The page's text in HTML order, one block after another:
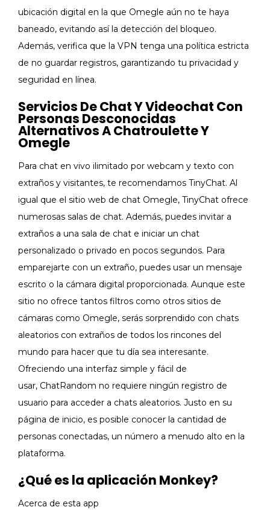
ubicación digital en la que Omegle​ aún no ‌te haya
baneado, evitando así la detección​ del bloqueo.
Además, verifica que la ⁤VPN tenga una política estricta
de ⁤no guardar registros, garantizando tu privacidad y
seguridad en línea.
Servicios De Chat Y Videochat Con
Personas Desconocidas
Alternativos A Chatroulette Y
Omegle
Para chat en vivo ilimitado por webcam y texto con
extraños y visitantes, te recomendamos TinyChat. Al
igual que el sitio web de chat Omegle, TinyChat ofrece
numerosas salas de chat. Además, puedes invitar a
extraños a una sala de chat e iniciar un chat
personalizado o privado en pocos segundos. Para
emparejarte con un extraño, puedes usar un mensaje
escrito o la cámara digital proporcionada. Aunque este
sitio no ofrece tantos filtros como otros sitios de
cámaras como Omegle, serás sorprendido con chats
aleatorios con extraños de todos los rincones del
mundo para hacer que tu día sea interesante.
Ofreciendo una interfaz simple y fácil de
usar, ChatRandom no requiere ningún registro de
usuario para acceder a chats aleatorios. Justo en su
página de inicio, es posible conocer la cantidad de
personas conectadas, un número a menudo alto en la
plataforma.
¿Qué es la aplicación Monkey?
Acerca de esta app